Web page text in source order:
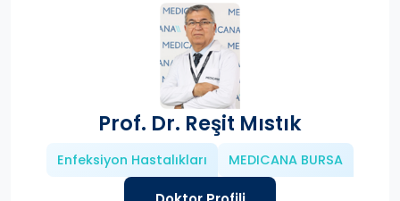
Prof. Dr. Reşit Mıstık
Enfeksiyon Hastalıkları MEDICANA BURSA